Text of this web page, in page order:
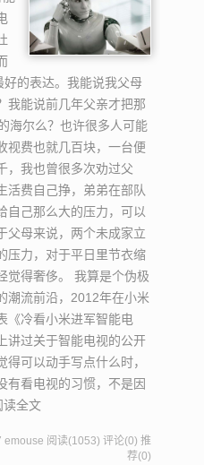
好的表达。我能说我父母
我能说前几年父亲才把那
海尔么？也许很多人可能
视费也就几百块，一台便
，我也曾很多次劝过父
活费自己挣，弟弟在部队
自己那么大的压力，可以
父母来说，两个未成家立
压力，对于平日里节衣缩
觉得奢侈。 我算是个伪极
潮流前沿，2012年在小米
《冷看小米进军智能电
讲过关于智能电视的公开
可以动手写点什么时，
有看电视的习惯，不是因
读全文
emouse 阅读(1053) 评论(0) 推
荐(0)